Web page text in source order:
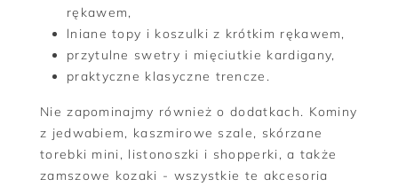
rękawem,
lniane topy i koszulki z krótkim rękawem,
przytulne swetry i mięciutkie kardigany,
praktyczne klasyczne trencze.
Nie zapominajmy również o dodatkach. Kominy
z jedwabiem, kaszmirowe szale, skórzane
torebki mini, listonoszki i shopperki, a także
zamszowe kozaki - wszystkie te akcesoria